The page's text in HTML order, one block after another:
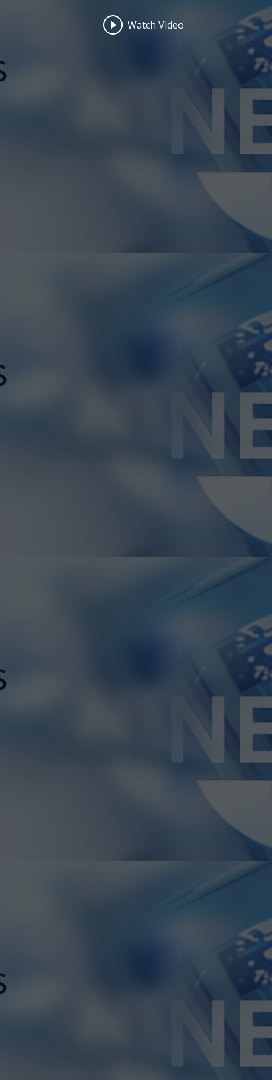
Watch Video